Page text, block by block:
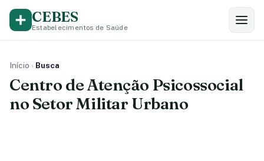
CEBES
Estabelecimentos de Saúde
Início › Busca
Centro de Atenção Psicossocial
no Setor Militar Urbano